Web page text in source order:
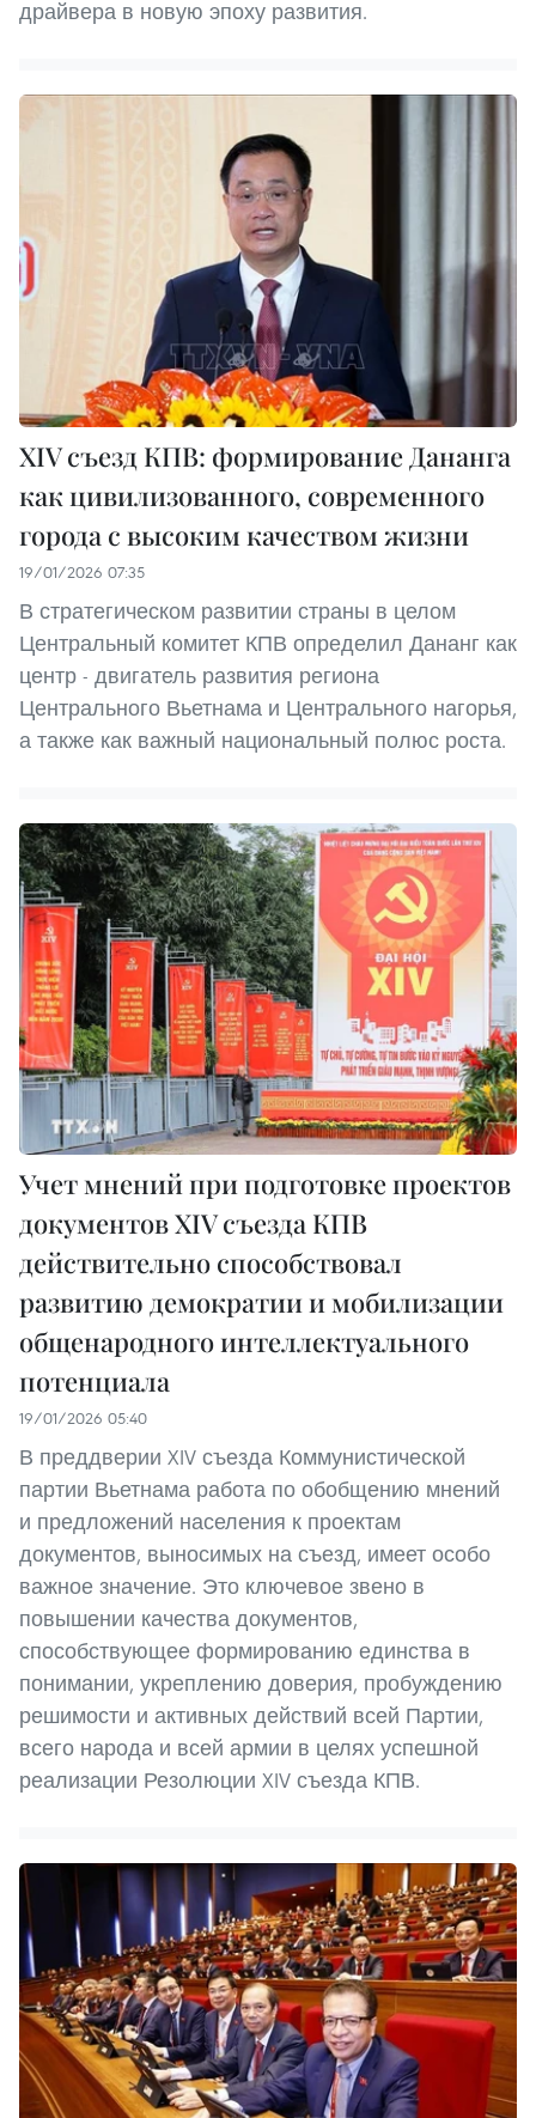
драйвера в новую эпоху развития.
XIV съезд КПВ: формирование Дананга
как цивилизованного, современного
города с высоким качеством жизни
19/01/2026 07:35
В стратегическом развитии страны в целом
Центральный комитет КПВ определил Дананг как
центр - двигатель развития региона
Центрального Вьетнама и Центрального нагорья,
а также как важный национальный полюс роста.
Учет мнений при подготовке проектов
документов XIV съезда КПВ
действительно способствовал
развитию демократии и мобилизации
общенародного интеллектуального
потенциала
19/01/2026 05:40
В преддверии XIV съезда Коммунистической
партии Вьетнама работа по обобщению мнений
и предложений населения к проектам
документов, выносимых на съезд, имеет особо
важное значение. Это ключевое звено в
повышении качества документов,
способствующее формированию единства в
понимании, укреплению доверия, пробуждению
решимости и активных действий всей Партии,
всего народа и всей армии в целях успешной
реализации Резолюции XIV съезда КПВ.